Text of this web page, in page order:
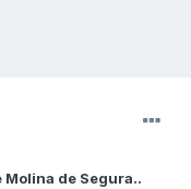
de Segura..